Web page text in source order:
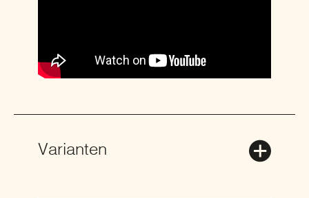
Varianten